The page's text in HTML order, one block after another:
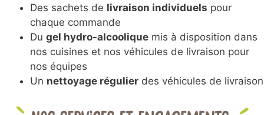
Des sachets de livraison individuels pour
chaque commande
Du gel hydro-alcoolique mis à disposition dans
nos cuisines et nos véhicules de livraison pour
nos équipes
Un nettoyage régulier des véhicules de livraison